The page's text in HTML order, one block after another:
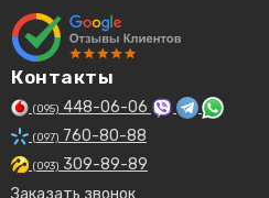
Контакты
(095) 448-06-06
(097) 760-80-88
(093) 309-89-89
Заказать звонок